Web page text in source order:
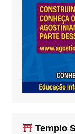
Templo